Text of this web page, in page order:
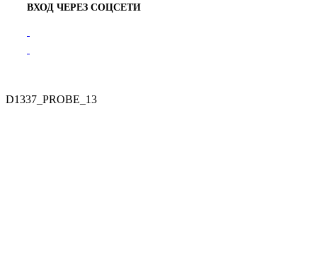
ВХОД ЧЕРЕЗ СОЦСЕТИ